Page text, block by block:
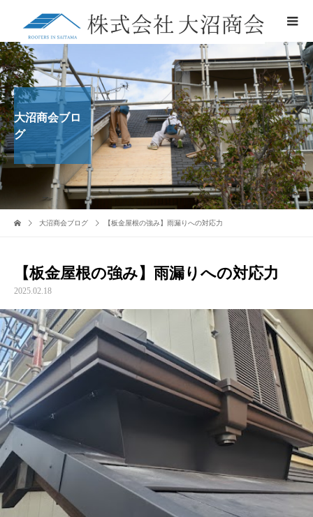
大沼商会ブロ
グ
大沼商会ブログ 【板金屋根の強み】雨漏りへの対応力
【板金屋根の強み】雨漏りへの対応力
2025.02.18